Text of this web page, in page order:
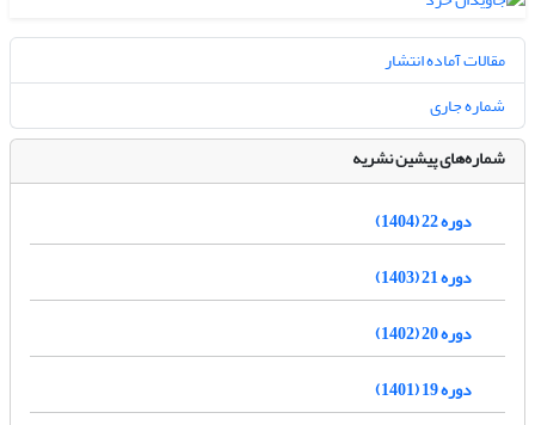
مقالات آماده انتشار
شماره جاری
شماره‌های پیشین نشریه
دوره 22 (1404)
دوره 21 (1403)
دوره 20 (1402)
دوره 19 (1401)